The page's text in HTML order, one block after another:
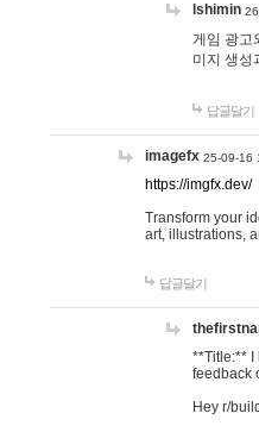
lshimin
게임 광고
미지 생성
답글달기
imagefx 25-09-16
https://imgfx.dev/
Transform your
art, illustrations,
답글달기
**Title:** I
feedback
Hey r/